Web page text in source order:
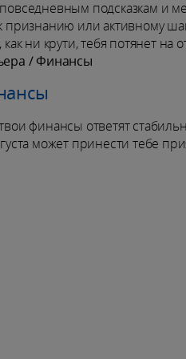
подсказкам и
признанию или активному
ни крути, тебя потянет на
/ Финансы
финансы ответят
может принести тебе